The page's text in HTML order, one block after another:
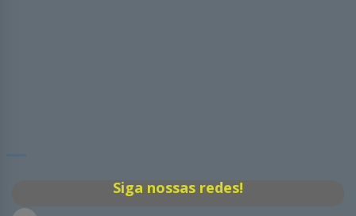
Siga nossas redes!